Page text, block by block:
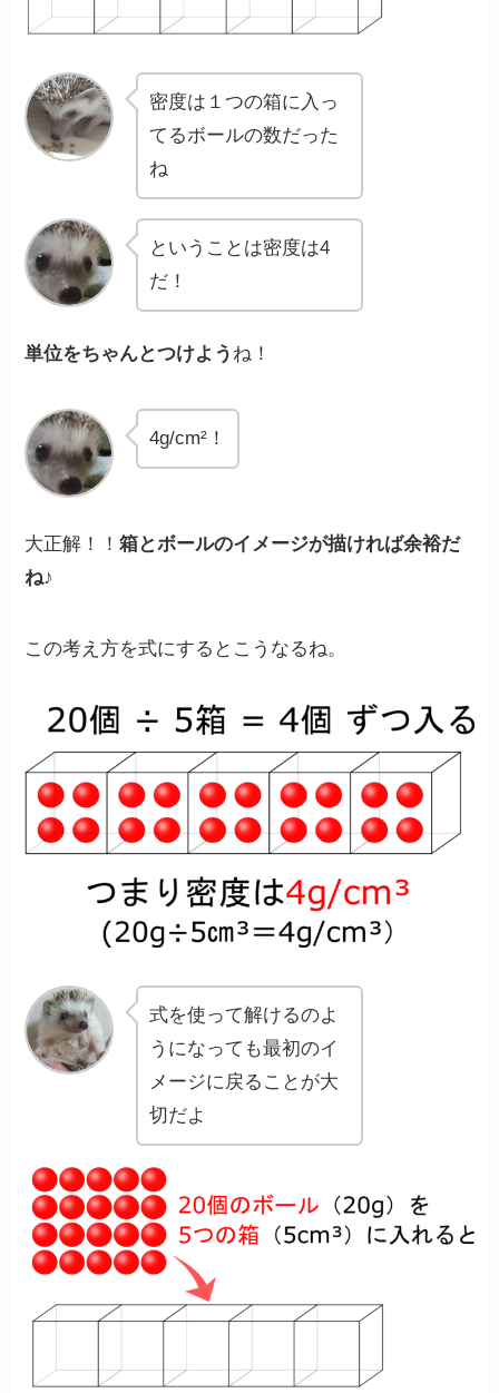
密度は１つの箱に入っ
てるボールの数だった
ね
ということは密度は4
だ！
単位をちゃんとつけよう ね！
4g/cm²！
大正解！！箱とボールのイメージが描ければ余裕だ
ね♪
この考え方を式にするとこうなるね。
式を使って解けるのよ
うになっても最初のイ
メージに戻ることが大
切だよ